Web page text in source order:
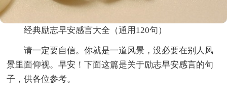
经典励志早安感言大全（通用120句）
请一定要自信。你就是一道风景，没必要在别人风
景里面仰视。早安！下面这篇是关于励志早安感言的句
子，供各位参考。